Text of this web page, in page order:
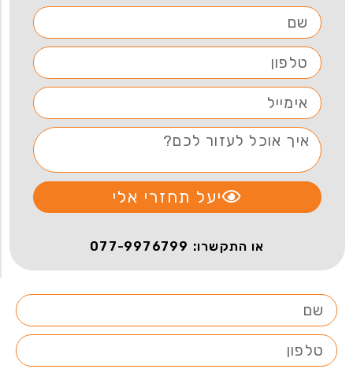
יעל תחזרי אלי
או התקשרו: 077-9976799